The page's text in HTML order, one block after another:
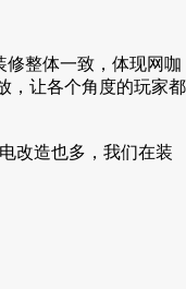
整体一致，体现网咖
，让各个角度的玩家都
改造也多，我们在装